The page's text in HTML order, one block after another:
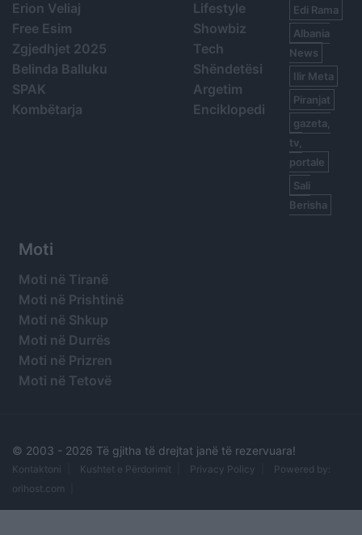
Erion Veliaj
Free Esim
Zgjedhjet 2025
Belinda Balluku
SPAK
Kombëtarja
Lifestyle
Showbiz
Tech
Shëndetësi
Argetim
Enciklopedi
Edi Rama
Albania
News
Ilir Meta
Piranjat
gazeta,
tv,
portale
Sali
Berisha
Moti
Moti në Tiranë
Moti në Prishtinë
Moti në Shkup
Moti në Durrës
Moti në Prizren
Moti në Tetovë
© 2003 - 2026 Të gjitha të drejtat janë të rezervuara!
Kontaktoni Kushtet e Përdorimit Privacy Policy
Powered by:
orihost.com